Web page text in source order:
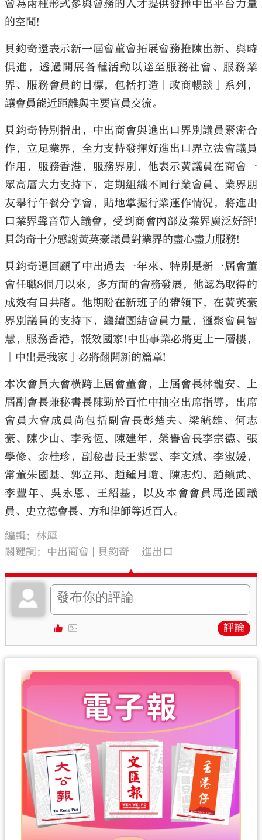
會為兩種形式參與會務的人才提供發揮中出平台力量
的空間!
貝鈞奇還表示新一屆會董會拓展會務推陳出新、與時
俱進，透過開展各種活動以達至服務社會、服務業
界、服務會員的目標，包括打造「政商暢談」系列，
讓會員能近距離與主要官員交流。
貝鈞奇特別指出，中出商會與進出口界別議員緊密合
作，立足業界，全力支持發揮好進出口界立法會議員
作用，服務香港，服務界別，他表示黃議員在商會一
眾高層大力支持下，定期組織不同行業會員、業界朋
友舉行午餐分享會，貼地掌握行業運作情況，將進出
口業界聲音帶入議會，受到商會內部及業界廣泛好評!
貝鈞奇十分感謝黃英豪議員對業界的盡心盡力服務!
貝鈞奇還回顧了中出過去一年來、特別是新一屆會董
會任職8個月以來，多方面的會務發展，他認為取得的
成效有目共睹。他期盼在新班子的帶領下，在黃英豪
界別議員的支持下，繼續團結會員力量，滙聚會員智
慧，服務香港，報效國家!中出事業必將更上一層樓，
「中出是我家」必將翻開新的篇章!
本次會員大會橫跨上屆會董會，上屆會長林龍安、上
屆副會長兼秘書長陳勁於百忙中抽空出席指導，出席
會員大會成員尚包括副會長彭楚夫、梁毓雄、何志
豪、陳少山、李秀恆、陳建年，榮譽會長李宗德、張
學修、余桂珍，副秘書長王紫雲、李文斌、李淑媛，
常董朱國基、郭立邦、趙鍾月瓊、陳志灼、趙鎮武、
李豐年、吳永恩、王紹基，以及本會會員馬逢國議
員、史立德會長、方和律師等近百人。
編輯：林犀
關鍵詞： 中出商會 貝鈞奇 進出口
評論